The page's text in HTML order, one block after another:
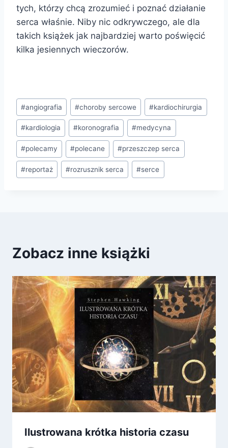
tych, którzy chcą zrozumieć i poznać działanie
serca właśnie. Niby nic odkrywczego, ale dla
takich książek jak najbardziej warto poświęcić
kilka jesiennych wieczorów.
Tagi
wpisu:
#angiografia #choroby sercowe #kardiochirurgia
#kardiologia #koronografia #medycyna
#polecamy #polecane #przeszczep serca
#reportaż #rozrusznik serca #serce
Zobacz inne książki
Ilustrowana krótka historia czasu